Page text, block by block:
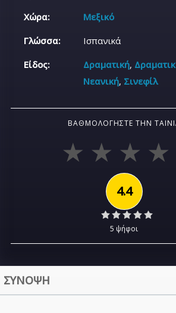
Χώρα:
Μεξικό
Γλώσσα:
Ισπανικά
Είδος:
Δραματική,
Νεανική, Σινεφίλ
ΒΑΘΜΟΛΟΓΉΣΤΕ ΤΗΝ
4.4
5 ψήφοι
ΣΥΝΟΨΗ